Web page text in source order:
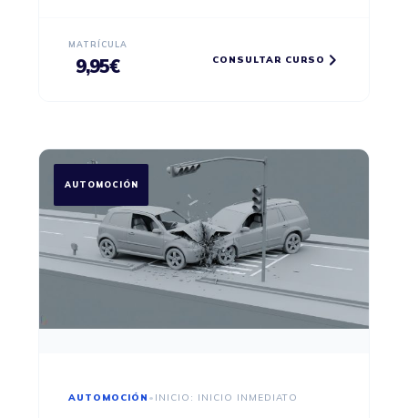
MATRÍCULA
9,95€ CONSULTAR CURSO
AUTOMOCIÓN
AUTOMOCIÓN • INICIO: INICIO INMEDIATO